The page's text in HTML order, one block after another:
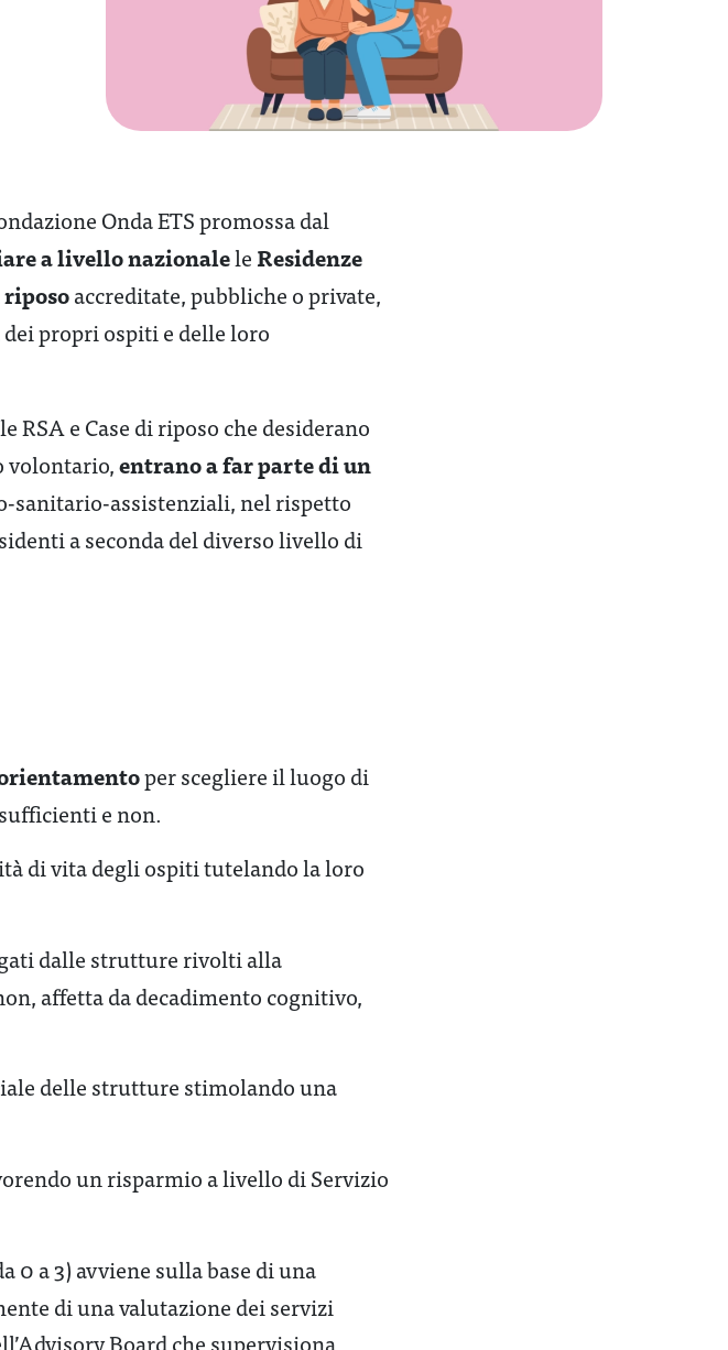
Onda ETSpromossa dal
a livello nazionalele Residenze
riposoaccreditate, pubbliche o private,
propri ospiti e delle loro
RSA e Case di riposo che desiderano
volontario,entrano a far parte di un
sanitario-assistenziali, nel rispetto
a seconda del diverso livello di
per scegliere il luogo di
e non.
di vita degli ospiti tutelando la loro
dalle strutture rivolti alla
affetta da decadimento cognitivo,
delle strutture stimolando una
un risparmio a livello di Servizio
0 a 3) avviene sulla base di una
di una valutazione dei servizi
Board che supervisiona